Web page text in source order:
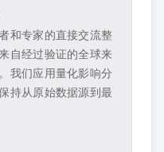
和专家的直接交流整
自经过验证的全球来
我们应用量化影响分
持从原始数据源到最